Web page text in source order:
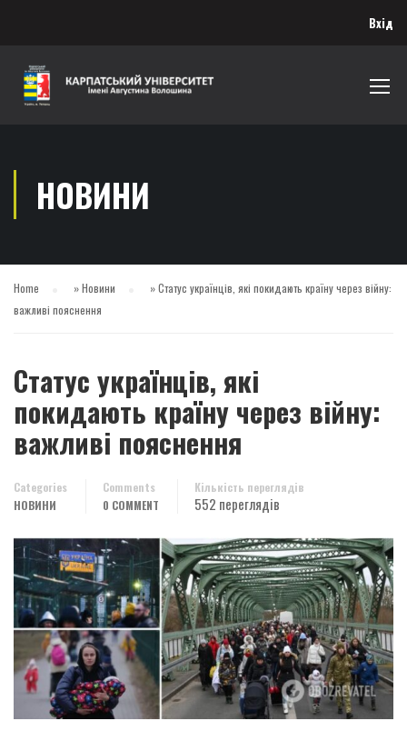
Вхід
НОВИНИ
Home »Новини »Статус українців, які покидають країну через війну:
важливі пояснення
Статус українців, які
покидають країну через війну:
важливі пояснення
Categories
НОВИНИ
Comments
0 COMMENT
Кількість переглядів
552 переглядів